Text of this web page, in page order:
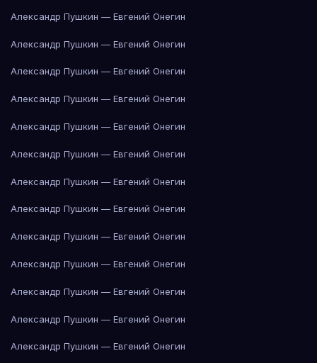
Александр Пушкин — Евгений Онегин
Александр Пушкин — Евгений Онегин
Александр Пушкин — Евгений Онегин
Александр Пушкин — Евгений Онегин
Александр Пушкин — Евгений Онегин
Александр Пушкин — Евгений Онегин
Александр Пушкин — Евгений Онегин
Александр Пушкин — Евгений Онегин
Александр Пушкин — Евгений Онегин
Александр Пушкин — Евгений Онегин
Александр Пушкин — Евгений Онегин
Александр Пушкин — Евгений Онегин
Александр Пушкин — Евгений Онегин